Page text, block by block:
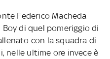
Federico Macheda
di quel pomeriggio di
con la squadra di
nelle ultime ore invece è